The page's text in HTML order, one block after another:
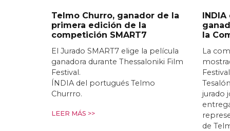
Telmo Churro, ganador de la
primera edición de la
competición SMART7
El Jurado SMART7 elige la película
ganadora durante Thessaloniki Film
Festival.
ÍNDIA del portugués Telmo
Churrro.
LEER MÁS >>
la
La
jurado
de